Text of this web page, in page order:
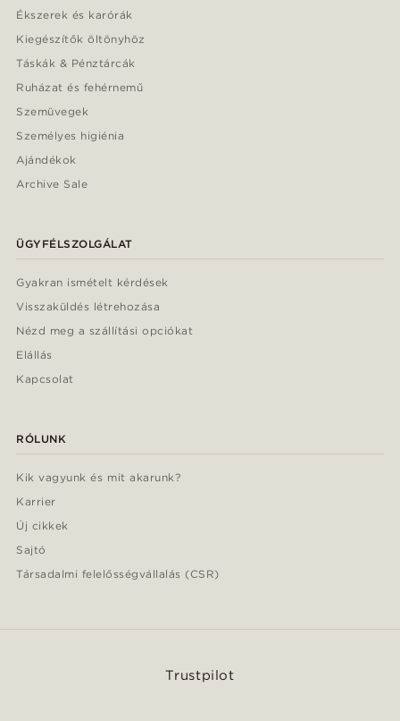
Ékszerek és karórák
Kiegészítők öltönyhöz
Táskák & Pénztárcák
Ruházat és fehérnemű
Szemüvegek
Személyes higiénia
Ajándékok
Archive Sale
ÜGYFÉLSZOLGÁLAT
Gyakran ismételt kérdések
Visszaküldés létrehozása
Nézd meg a szállítási opciókat
Elállás
Kapcsolat
RÓLUNK
Kik vagyunk és mit akarunk?
Karrier
Új cikkek
Sajtó
Társadalmi felelősségvállalás (CSR)
Trustpilot